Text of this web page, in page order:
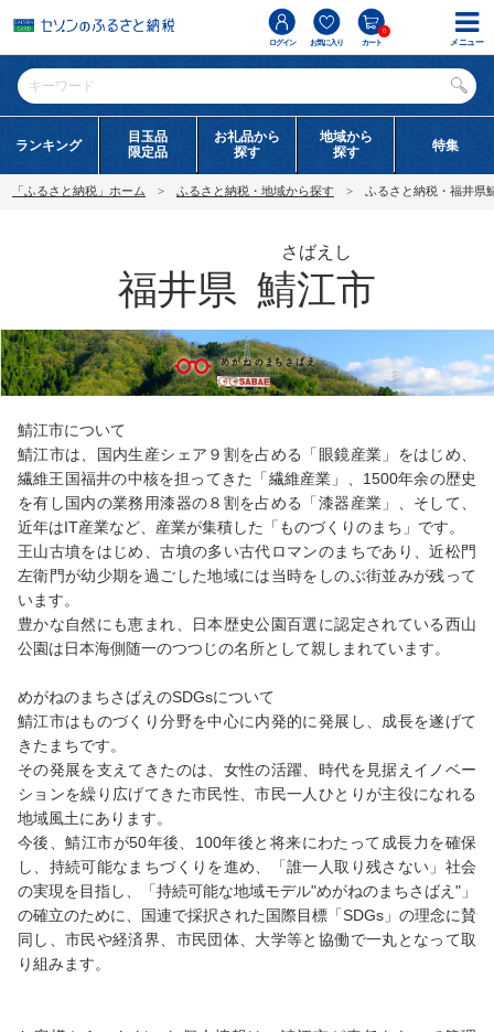
ログイン お気に入り カート
0
ランキング
目玉品
限定品
お礼品から
探す
地域から
探す
特集
「ふるさと納税」ホーム ふるさと納税・地域から探す ふるさと納税・福井県
福井県 鯖江市
さばえし
鯖江市について
鯖江市は、国内生産シェア９割を占める「眼鏡産業」をはじめ、
繊維王国福井の中核を担ってきた「繊維産業」、1500年余の歴史
を有し国内の業務用漆器の８割を占める「漆器産業」、そして、
近年はIT産業など、産業が集積した「ものづくりのまち」です。
王山古墳をはじめ、古墳の多い古代ロマンのまちであり、近松門
左衛門が幼少期を過ごした地域には当時をしのぶ街並みが残って
います。
豊かな自然にも恵まれ、日本歴史公園百選に認定されている西山
公園は日本海側随一のつつじの名所として親しまれています。
めがねのまちさばえのSDGsについて
鯖江市はものづくり分野を中心に内発的に発展し、成長を遂げて
きたまちです。
その発展を支えてきたのは、女性の活躍、時代を見据えイノベー
ションを繰り広げてきた市民性、市民一人ひとりが主役になれる
地域風土にあります。
今後、鯖江市が50年後、100年後と将来にわたって成長力を確保
し、持続可能なまちづくりを進め、「誰一人取り残さない」社会
の実現を目指し、「持続可能な地域モデル"めがねのまちさばえ"」
の確立のために、国連で採択された国際目標「SDGs」の理念に賛
同し、市民や経済界、市民団体、大学等と協働で一丸となって取
り組みます。
メニュー